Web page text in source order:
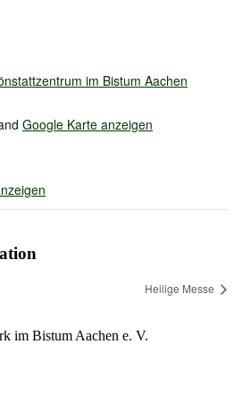
im Bistum Aachen
Google Karte anzeigen
Heilige Messe
im Bistum Aachen e. V.